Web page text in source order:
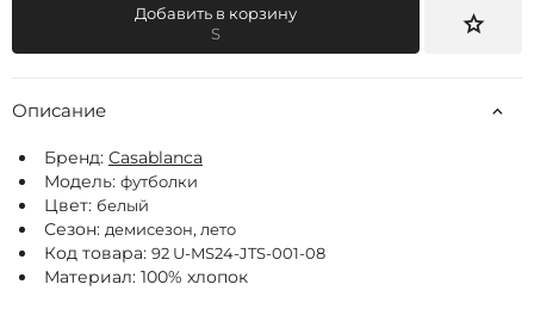
Добавить в корзину
S
Описание
Бренд: Casablanca
Модель: футболки
Цвет: белый
Сезон: демисезон, лето
Код товара: 92 U-MS24-JTS-001-08
Материал: 100% хлопок